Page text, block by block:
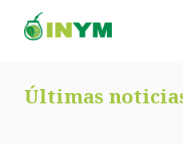
Últimas